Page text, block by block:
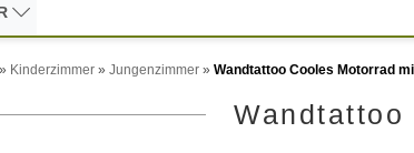
» Kinderzimmer » Jungenzimmer » Wandtattoo Cooles Motorrad
Wandtattoo